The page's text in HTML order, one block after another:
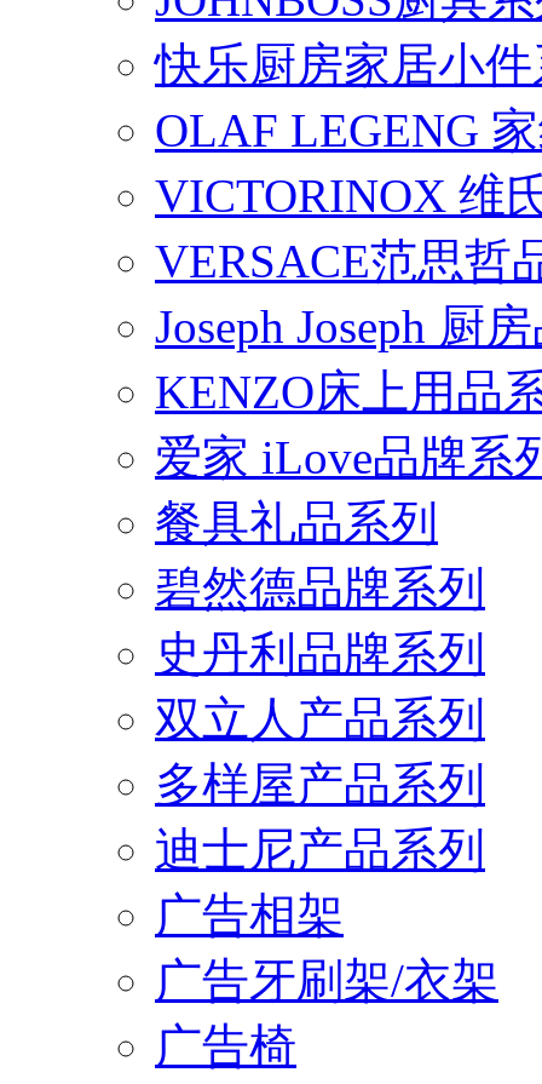
快乐厨房家居小
OLAF LEGENG
VICTORINOX 维
VERSACE范思哲
Joseph Joseph 厨
KENZO床上用品
爱家 iLove品牌系
餐具礼品系列
碧然德品牌系列
史丹利品牌系列
双立人产品系列
多样屋产品系列
迪士尼产品系列
广告相架
广告牙刷架/衣架
广告椅